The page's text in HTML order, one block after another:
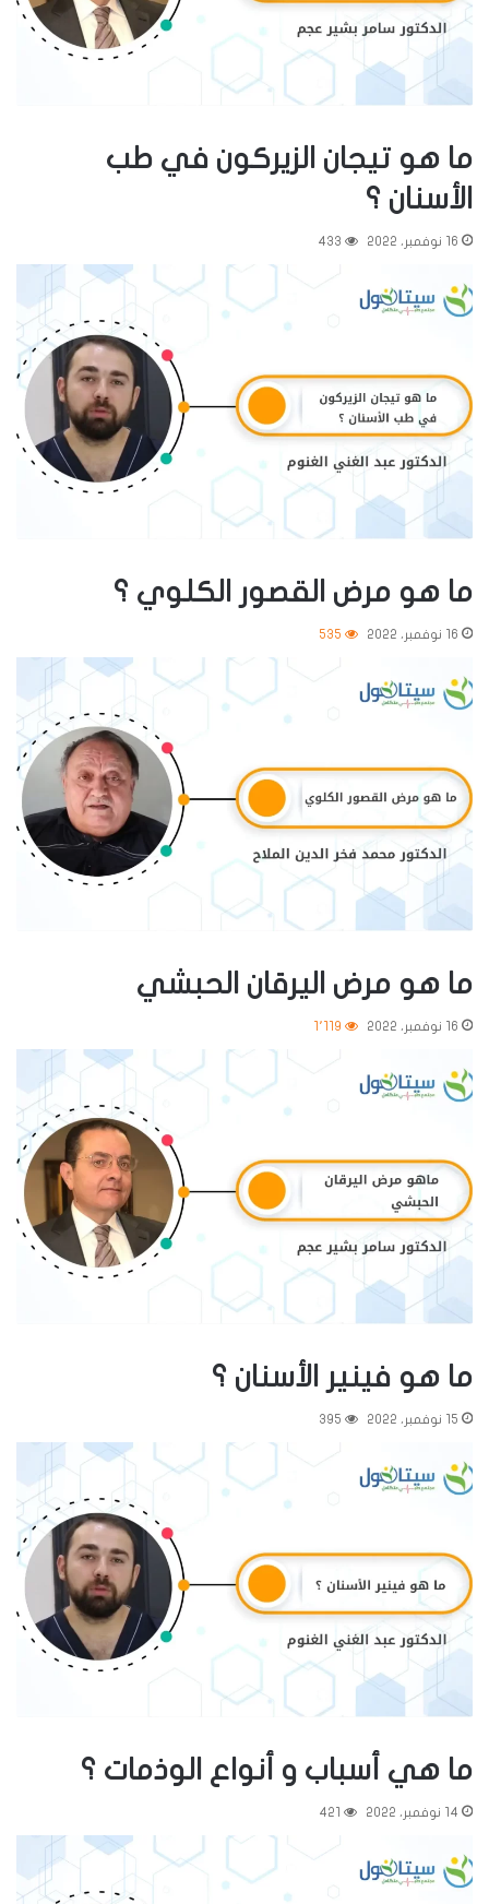
ما هو تيجان الزيركون في طب
الأسنان ؟
16 نوفمبر، 2022 433
ما هو مرض القصور الكلوي ؟
16 نوفمبر، 2022 535
ما هو مرض اليرقان الحبشي
16 نوفمبر، 2022 1٬119
ما هو فينير الأسنان ؟
15 نوفمبر، 2022 395
ما هي أسباب و أنواع الوذمات ؟
14 نوفمبر، 2022 421